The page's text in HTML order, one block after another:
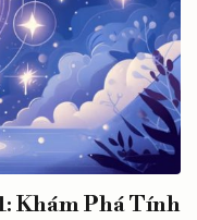
Khám Phá Tính